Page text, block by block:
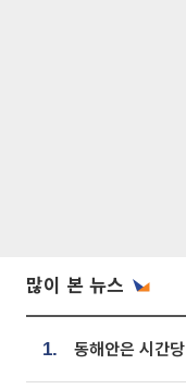
많이 본 뉴스
1.